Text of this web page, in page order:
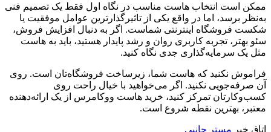
ممکن است انتخاب هاست مناسب در نگاه اول فقط یک تصمیم فنی
به‌نظر برسد، اما در واقع یکی از تاثیرگذارترین عوامل موفقیت یا
شکست فروشگاه اینترنتی شماست. اگر به دنبال افزایش فروش،
سئو بهتر، تجربه کاربری روان و رشد پایدار هستید، باید به هاست
مثل یک سرمایه‌گذاری جدی نگاه کنید.
فراموش نکنید که هاست شما، زیرساخت فروشگاه‌تان است. روی
آن صرفه‌جویی نکنید. اگر می‌خواهید با خیال راحت روی
کسب‌وکارتان تمرکز کنید، خرید هاست ووکامرس از یک ارائه‌دهنده
معتبر، بهترین نقطه شروع است.
اتاق خبر مستر جانبی